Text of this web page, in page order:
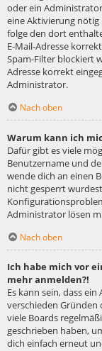
oder ein
eine Aktivierung nötig
folge den dort
E-Mail-Adresse
Spam-Filter blockiert
Adresse korrekt
Administrator.
Nach oben
Warum kann ich
Dafür gibt es viele
Benutzername und
wende dich an einen
nicht gesperrt
Administrator lösen
Nach oben
Ich habe mich vor
mehr anmelden?!
Es kann sein, dass
verschieden
viele Boards
geschrieben haben,
dich einfach erneut